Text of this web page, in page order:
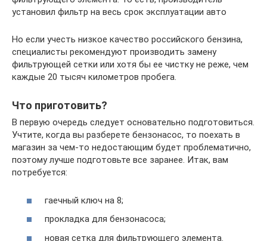
установил фильтр на весь срок эксплуатации авто
Но если учесть низкое качество российского бензина,
специалисты рекомендуют производить замену
фильтрующей сетки или хотя бы ее чистку не реже, чем
каждые 20 тысяч километров пробега.
Что приготовить?
В первую очередь следует основательно подготовиться.
Учтите, когда вы разберете бензонасос, то поехать в
магазин за чем-то недостающим будет проблематично,
поэтому лучше подготовьте все заранее. Итак, вам
потребуется:
гаечный ключ на 8;
прокладка для бензонасоса;
новая сетка для фильтрующего элемента.